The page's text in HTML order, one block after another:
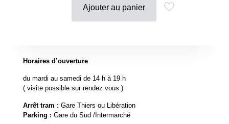
était :
130.00 €.
actuel
110.00 €.
Ajouter au panier
Horaires d’ouverture
du mardi au samedi de 14 h à 19 h
( visite possible sur rendez vous )
Arrêt tram : Gare Thiers ou Libération
Parking : Gare du Sud /Intermarché